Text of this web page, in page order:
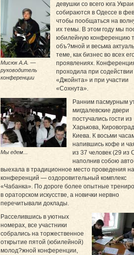
Мисюк А.А. —
руководитель
конференции
девушки со всего юга
собираются в Одессе в
чтобы пообщаться на
их темы. В этом году мы
юбилейную конференцию
объ?мной и весьма
теме, как бизнес во всех
проявлениях.
проходила при содействии
«Джойнта» и при участии
«Сохнута».
Мы едем...
Ранним пасмурным
мигдалевские двери
постучались гости
Харькова,
Киева. К восьми
напившись кофе и
из 37 человек (29 из
наполнив собою
выехала в традиционное место проведения
конференций — оздоровительный комплекс
«Чабанка». По дороге более опытные
в ораторском искусстве, а новички нервно
перечитывали доклады.
Расселившись в уютных
номерах, все участники
собрались на торжественное
открытие пятой (юбилейной)
молод?жной конференции,